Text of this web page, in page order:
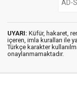
UYARI: Küfür, hakaret,
içeren, imla kuralları ile
Türkçe karakter
onaylanmamaktadır.